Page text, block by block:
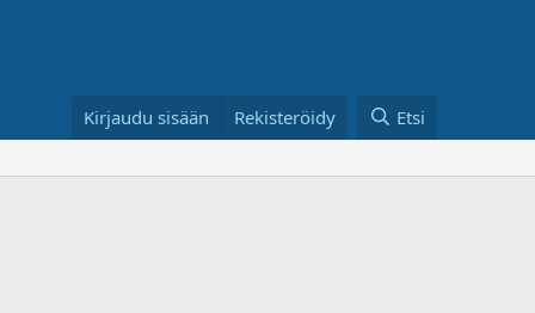
Kirjaudu sisään Rekisteröidy Etsi